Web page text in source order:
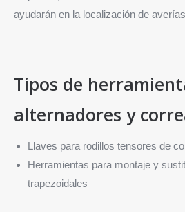
ayudarán en la localización de
Tipos de
alternadores y
Llaves para rodillos tensores de
Herramientas para montaje y
trapezoidales